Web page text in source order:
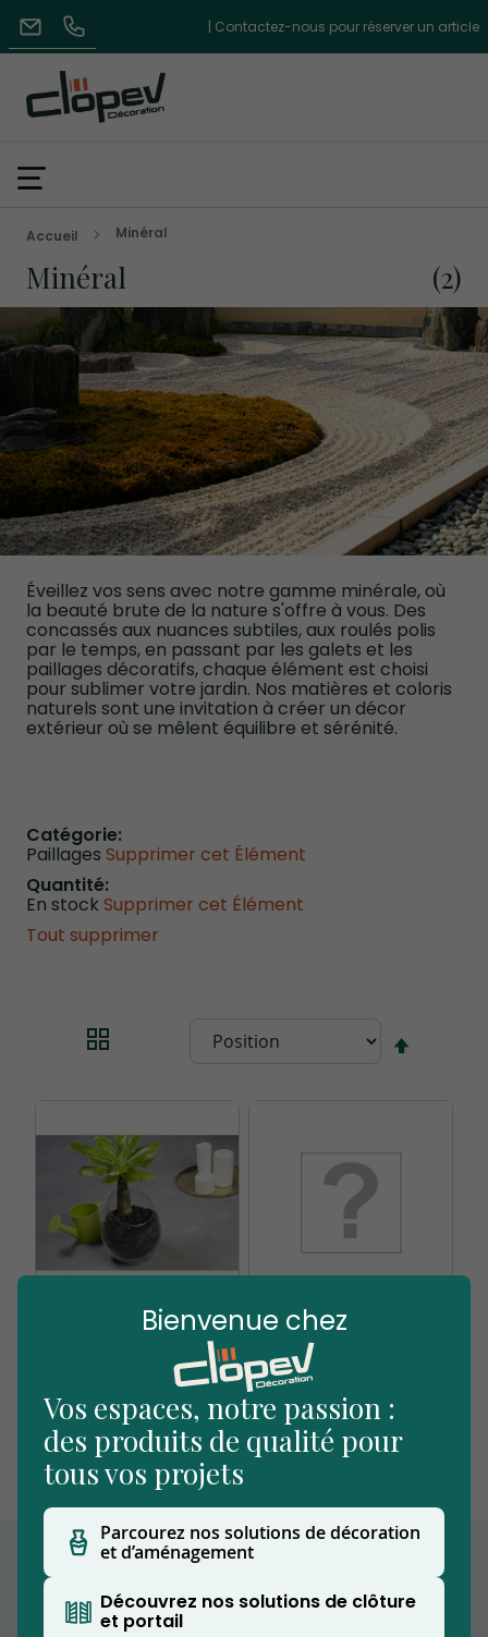
| Contactez-nous pour réserver un article
Accueil Minéral
Minéral
Éveillez vos sens avec notre gamme minérale, où
la beauté brute de la nature s'offre à vous. Des
concassés aux nuances subtiles, aux roulés polis
par le temps, en passant par les galets et les
paillages décoratifs, chaque élément est choisi
pour sublimer votre jardin. Nos matières et coloris
naturels sont une invitation à créer un décor
extérieur où se mêlent équilibre et sérénité.
2
SAC 7.5L PAILLAGE
ORGANIQUE
SAC 7.5L PAILLAGE
ORGANIQUE
COLORE BLANC
Catégorie
Paillages Supprimer cet Élément
Quantité
En stock Supprimer cet Élément
Tout supprimer
Bienvenue chez
Vos espaces, notre passion :
des produits de qualité pour
tous vos projets
Parcourez nos solutions de décoration
et d’aménagement
Découvrez nos solutions de clôture
et portail